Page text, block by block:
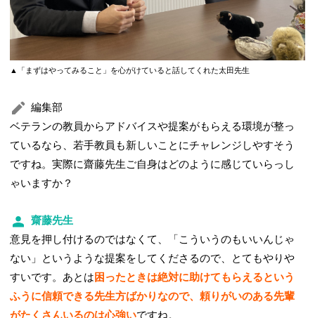
▲「まずはやってみること」を心がけていると話してくれた太田先生
編集部
ベテランの教員からアドバイスや提案がもらえる環境が整っ
ているなら、若手教員も新しいことにチャレンジしやすそう
ですね。実際に齋藤先生ご自身はどのように感じていらっし
ゃいますか？
齋藤先生
意見を押し付けるのではなくて、「こういうのもいいんじゃ
ない」というような提案をしてくださるので、とてもやりや
すいです。あとは 困ったときは絶対に助けてもらえるという
ふうに信頼できる先生方ばかりなので、頼りがいのある先輩
がたくさんいるのは心強いですね。